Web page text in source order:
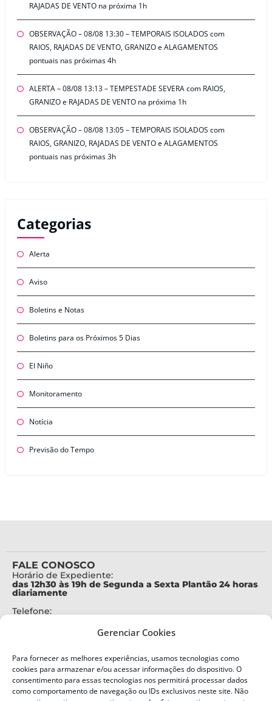
Gerenciar Cookies
Para fornecer as melhores experiências, usamos tecnologias como
cookies para armazenar e/ou acessar informações do dispositivo. O
consentimento para essas tecnologias nos permitirá processar dados
como comportamento de navegação ou IDs exclusivos neste site. Não
RAJADAS DE VENTO na próxima 1h
OBSERVAÇÃO – 08/08 13:30 – TEMPORAIS ISOLADOS com
RAIOS, RAJADAS DE VENTO, GRANIZO e ALAGAMENTOS
pontuais nas próximas 4h
ALERTA – 08/08 13:13 – TEMPESTADE SEVERA com RAIOS,
GRANIZO e RAJADAS DE VENTO na próxima 1h
OBSERVAÇÃO – 08/08 13:05 – TEMPORAIS ISOLADOS com
RAIOS, GRANIZO, RAJADAS DE VENTO e ALAGAMENTOS
pontuais nas próximas 3h
Categorias
Alerta
Aviso
Boletins e Notas
Boletins para os Próximos 5 Dias
El Niño
Monitoramento
Notícia
Previsão do Tempo
FALE CONOSCO
Horário de Expediente:
das 12h30 às 19h de Segunda a Sexta Plantão 24 horas
diariamente
Telefone:
Alertas Defesa Civil:
SMS 40199